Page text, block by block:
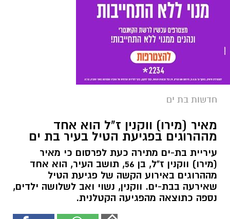
חדשות בת ים
מאיר (מירו) ווקנין ז"ל הוא אחד
מההרוגים בפגיעת הטיל בעיר בת ים
עיריית בת-ים מתירה כעת לפרסום כי מאיר
(מירו) ווקנין ז"ל, בן 56, תושב העיר, הוא אחד
מההרוגים באירוע הקשה של פגיעת הטיל
שאירעה בבת-ים. ווקנין, נשוי ואב לשלושה ילדים,
נספה כתוצאה מהפגיעה הקטלנית.